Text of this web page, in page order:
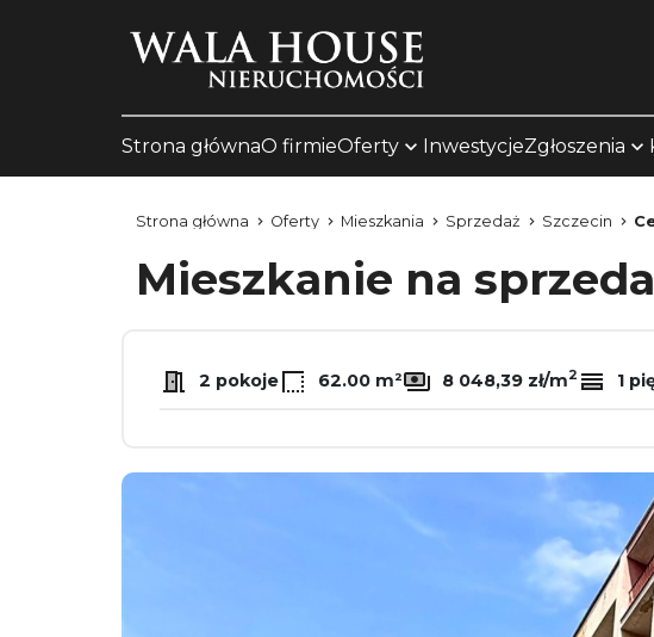
Strona głównaO firmieOferty InwestycjeZgłoszenia
Strona główna Oferty Mieszkania Sprzedaż Szczecin
Mieszkanie na
2 pokoje 62.00 m² 8 048,39 zł/m2 1